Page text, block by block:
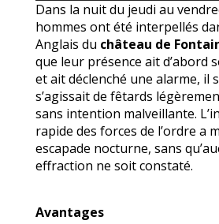
Dans la nuit du jeudi au
hommes ont été interpellés
Anglais du château de
que leur présence ait d’abord
et ait déclenché une alarme, il
s’agissait de fêtards
sans intention malveillante.
rapide des forces de l’ordre a
escapade nocturne, sans
effraction ne soit constaté.
Avantages